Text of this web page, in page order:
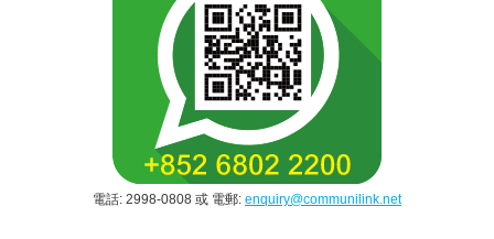
電話: 2998-0808 或 電郵: enquiry@communilink.net